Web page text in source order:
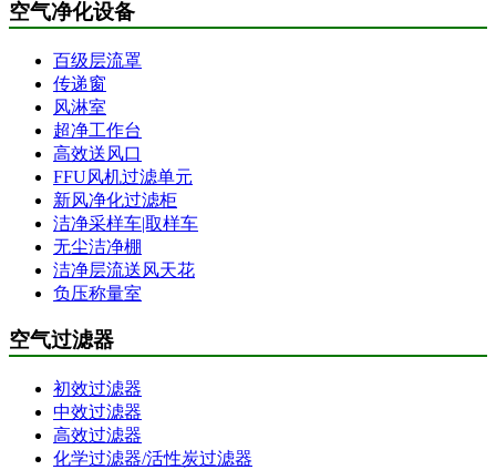
空气净化设备
百级层流罩
传递窗
风淋室
超净工作台
高效送风口
FFU风机过滤单元
新风净化过滤柜
洁净采样车|取样车
无尘洁净棚
洁净层流送风天花
负压称量室
空气过滤器
初效过滤器
中效过滤器
高效过滤器
化学过滤器/活性炭过滤器